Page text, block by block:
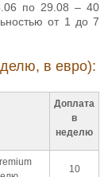
по 29.08 – 40
от 1 до 7
в евро):
Доплата
в
неделю
10